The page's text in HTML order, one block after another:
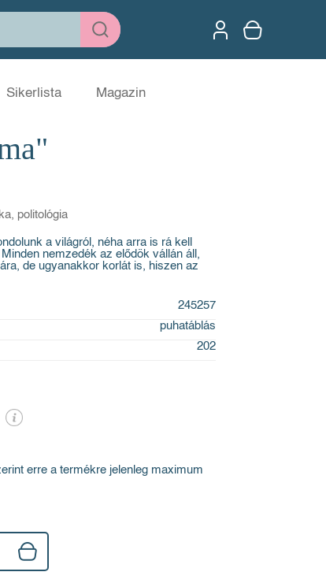
Sikerlista Magazin
politológia
a világról, néha arra is rá kell
nemzedék az elődök vállán áll,
de ugyanakkor korlát is, hiszen az
245257
puhatáblás
202
erre a termékre jelenleg maximum